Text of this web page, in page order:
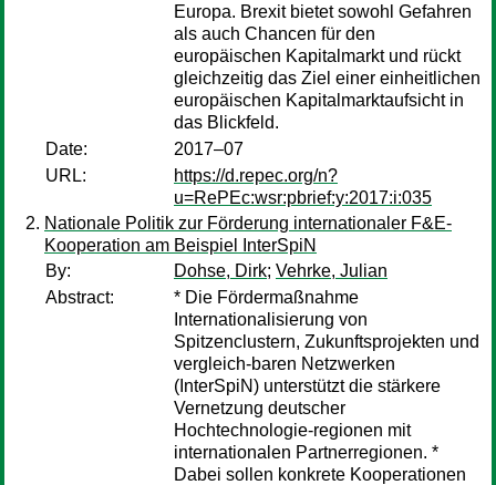
Europa. Brexit bietet sowohl Gefahren
als auch Chancen für den
europäischen Kapitalmarkt und rückt
gleichzeitig das Ziel einer einheitlichen
europäischen Kapitalmarktaufsicht in
das Blickfeld.
Date:
2017–07
URL:
https://d.repec.org/n?
u=RePEc:wsr:pbrief:y:2017:i:035
Nationale Politik zur Förderung internationaler F&E-
Kooperation am Beispiel InterSpiN
By:
Dohse, Dirk; Vehrke, Julian
Abstract:
* Die Fördermaßnahme
Internationalisierung von
Spitzenclustern, Zukunftsprojekten und
vergleich-baren Netzwerken
(InterSpiN) unterstützt die stärkere
Vernetzung deutscher
Hochtechnologie-regionen mit
internationalen Partnerregionen. *
Dabei sollen konkrete Kooperationen